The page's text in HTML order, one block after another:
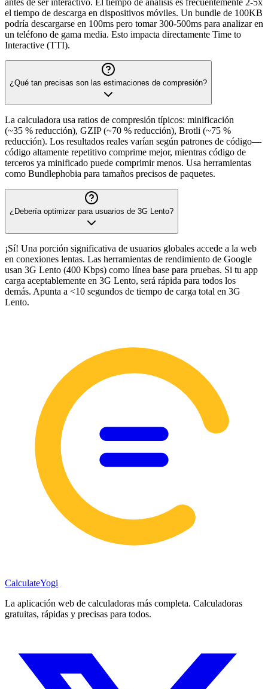
antes de ser interactivo. El tiempo de análisis es frecuentemente 2-5x
el tiempo de descarga en dispositivos móviles. Un bundle de 100KB
podría descargarse en 100ms pero tomar 300-500ms para analizar en
un teléfono de gama media. Esto impacta directamente Time to
Interactive (TTI).
¿Qué tan precisas son las estimaciones de compresión?
La calculadora usa ratios de compresión típicos: minificación
(~35 % reducción), GZIP (~70 % reducción), Brotli (~75 %
reducción). Los resultados reales varían según patrones de código—
código altamente repetitivo comprime mejor, mientras código de
terceros ya minificado puede comprimir menos. Usa herramientas
como Bundlephobia para tamaños precisos de paquetes.
¿Debería optimizar para usuarios de 3G Lento?
¡Sí! Una porción significativa de usuarios globales accede a la web
en conexiones lentas. Las herramientas de rendimiento de Google
usan 3G Lento (400 Kbps) como línea base para pruebas. Si tu app
carga aceptablemente en 3G Lento, será rápida para todos los
demás. Apunta a <10 segundos de tiempo de carga total en 3G
Lento.
CalculateYogi
La aplicación web de calculadoras más completa. Calculadoras
gratuitas, rápidas y precisas para todos.